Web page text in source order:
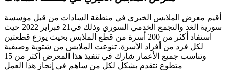
أقيم معرض الملابس الخيري في منطقة السادات من قبل مؤسسة
سورية الغد والتجمع الخدمي السوري وذلك في21 فبراير 2022 حيث
استفاد أكثر من 200 أسرة من قطع الملابس بحيث يوزع قطعتين
لكل فرد من أفراد الأسرة. تنوعت الملابس من شتوية وصيفية
وتناسب جميع الأعمار شارك في تنفيذ هذا المعرض أكثر من 15
متطوع نتقدم بشكل لكل من ساهم في إنجاز هذا العمل